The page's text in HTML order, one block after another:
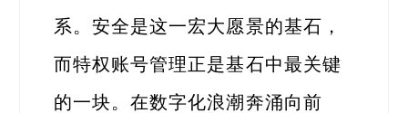
系。安全是这一宏大愿景的基石，
而特权账号管理正是基石中最关键
的一块。在数字化浪潮奔涌向前